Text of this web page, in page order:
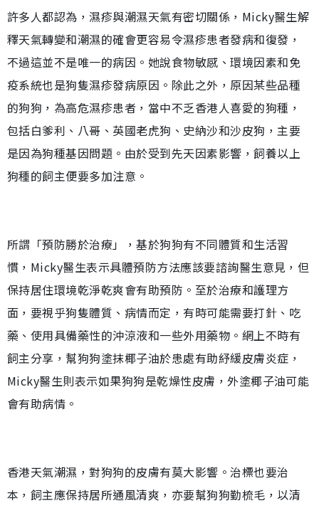
許多人都認為，濕疹與潮濕天氣有密切關係，Micky醫生解
釋天氣轉變和潮濕的確會更容易令濕疹患者發病和復發，
不過這並不是唯一的病因。她說食物敏感、環境因素和免
疫系統也是狗隻濕疹發病原因。除此之外，原因某些品種
的狗狗，為高危濕疹患者，當中不乏香港人喜愛的狗種，
包括白爹利、八哥、英國老虎狗、史納沙和沙皮狗，主要
是因為狗種基因問題。由於受到先天因素影響，飼養以上
狗種的飼主便要多加注意。
所謂「預防勝於治療」，基於狗狗有不同體質和生活習
慣，Micky醫生表示具體預防方法應該要諮詢醫生意見，但
保持居住環境乾淨乾爽會有助預防。至於治療和護理方
面，要視乎狗隻體質、病情而定，有時可能需要打針、吃
藥、使用具備藥性的沖涼液和一些外用藥物。網上不時有
飼主分享，幫狗狗塗抹椰子油於患處有助紓緩皮膚炎症，
Micky醫生則表示如果狗狗是乾燥性皮膚，外塗椰子油可能
會有助病情。
香港天氣潮濕，對狗狗的皮膚有莫大影響。治標也要治
本，飼主應保持居所通風清爽，亦要幫狗狗勤梳毛，以清